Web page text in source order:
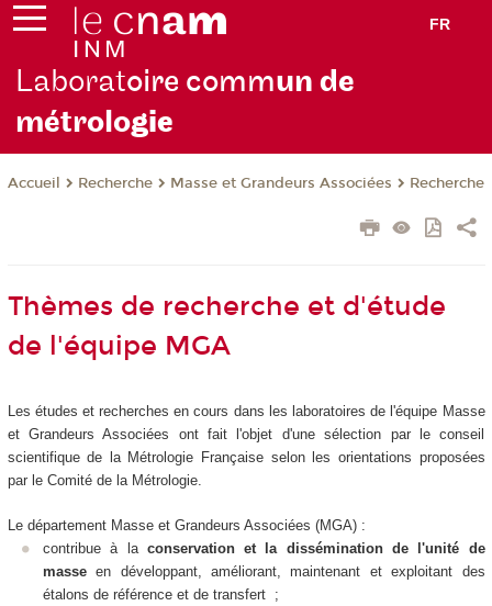
FR
Laboratoire commun de
métrologie
Accueil Recherche Masse et Grandeurs Associées Recherche
Thèmes de recherche et d'étude
de l'équipe MGA
Les études et recherches en cours dans les laboratoires de l'équipe Masse
et Grandeurs Associées ont fait l'objet d'une sélection par le conseil
scientifique de la Métrologie Française selon les orientations proposées
par le Comité de la Métrologie.
Le département Masse et Grandeurs Associées (MGA) :
contribue à la conservation et la dissémination de l'unité de
masse en développant, améliorant, maintenant et exploitant des
étalons de référence et de transfert ;